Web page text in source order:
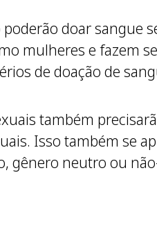
doar sangue
mulheres e fazem
de doação de
também
Isso também se
gênero neutro ou